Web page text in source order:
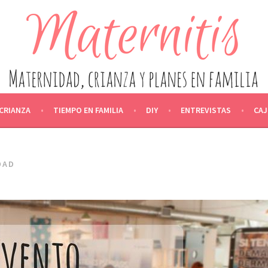
CRIANZA Y PLANES EN
CRIANZA, ALIMENTACIÓN, OCIO Y EDUCACIÓN,
CRIANZA TIEMPO EN FAMILIA DIY ENTREVISTAS